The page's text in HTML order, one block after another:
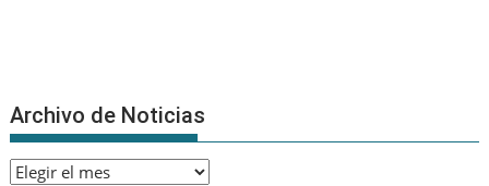
Archivo de Noticias
Archivo